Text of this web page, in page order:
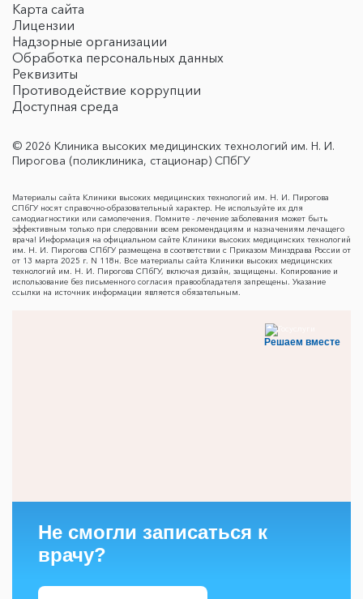
Карта сайта
Лицензии
Надзорные организации
Обработка персональных данных
Реквизиты
Противодействие коррупции
Доступная среда
© 2026 Клиника высоких медицинских технологий им. Н. И.
Пирогова (поликлиника, стационар) СПбГУ
Материалы сайта Клиники высоких медицинских технологий им. Н. И. Пирогова
СПбГУ носят справочно-образовательный характер. Не используйте их для
самодиагностики или самолечения. Помните - лечение заболевания может быть
эффективным только при следовании всем рекомендациям и назначениям лечащего
врача! Информация на официальном сайте Клиники высоких медицинских технологий
им. Н. И. Пирогова СПбГУ размещена в соответствии с Приказом Минздрава России от
от 13 марта 2025 г. N 118н. Все материалы сайта Клиники высоких медицинских
технологий им. Н. И. Пирогова СПбГУ, включая дизайн, защищены. Копирование и
использование без письменного согласия правообладателя запрещены. Указание
ссылки на источник информации является обязательным.
Решаем вместе
Не смогли записаться к
врачу?